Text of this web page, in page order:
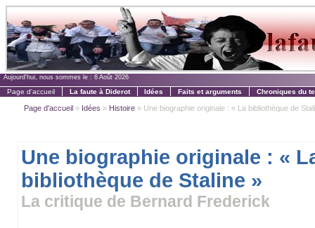
Aujourd'hui, nous sommes le : 6 Août 2026
Page d'accueil La faute à Diderot Idées Faits et arguments Chroniques du
Page d'accueil » Idées » Histoire » Une biographie originale : « La bibliothèque de
Une biographie originale : «
bibliothèque de Staline »
La critique de Bernard Frederick